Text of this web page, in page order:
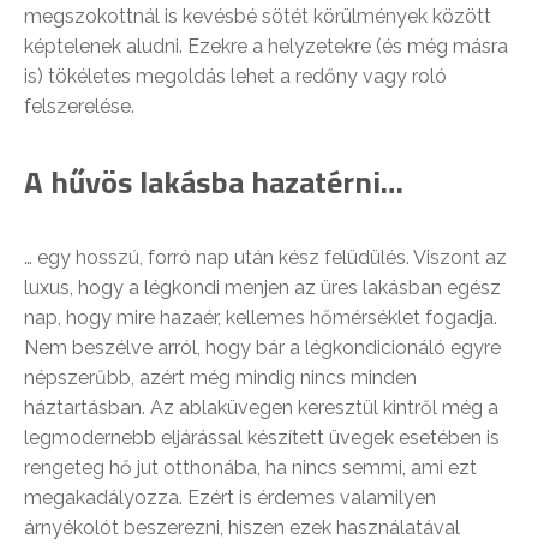
megszokottnál is kevésbé sötét körülmények között
képtelenek aludni. Ezekre a helyzetekre (és még másra
is) tökéletes megoldás lehet a redőny vagy roló
felszerelése.
A hűvös lakásba hazatérni…
… egy hosszú, forró nap után kész felüdülés. Viszont az
luxus, hogy a légkondi menjen az üres lakásban egész
nap, hogy mire hazaér, kellemes hőmérséklet fogadja.
Nem beszélve arról, hogy bár a légkondicionáló egyre
népszerűbb, azért még mindig nincs minden
háztartásban. Az ablaküvegen keresztül kintről még a
legmodernebb eljárással készített üvegek esetében is
rengeteg hő jut otthonába, ha nincs semmi, ami ezt
megakadályozza. Ezért is érdemes valamilyen
árnyékolót beszerezni, hiszen ezek használatával